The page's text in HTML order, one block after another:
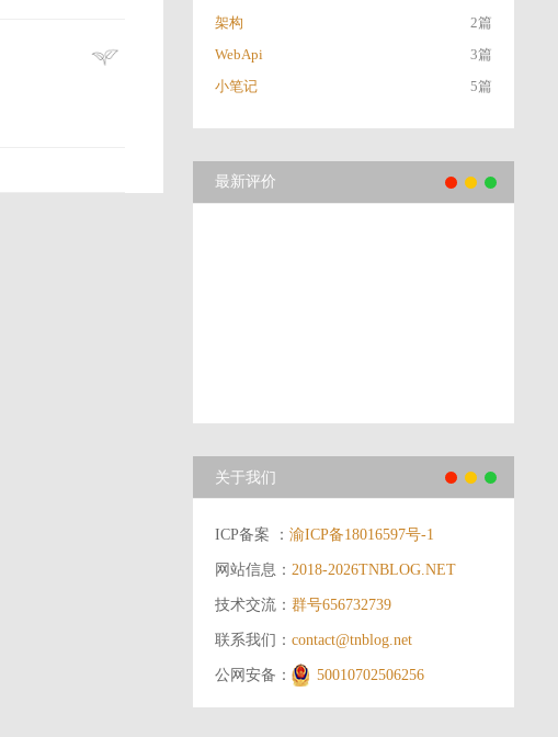
架构
2篇
WebApi
3篇
小笔记
5篇
最新评价
关于我们
ICP备案 ：渝ICP备18016597号-1
网站信息：2018-2026TNBLOG.NET
技术交流：群号656732739
联系我们：contact@tnblog.net
公网安备： 50010702506256